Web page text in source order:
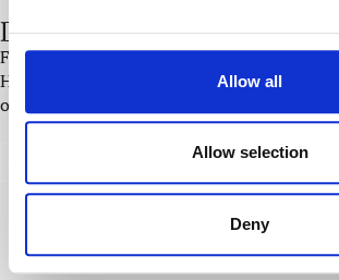
them or that they’ve collected from your
Allow all
Allow selection
Deny
Din folder
Få overblik over hele vores koncept i
Her kan du læse meget mere om, hvad vi
og fest samt hente vores prisoversigt på